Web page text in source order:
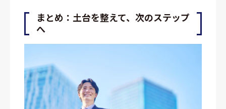
まとめ：土台を整えて、次のステップ
へ